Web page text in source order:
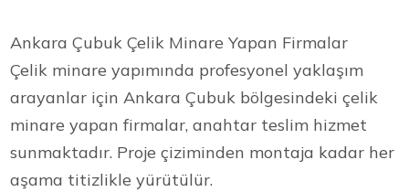
Ankara Çubuk Çelik Minare Yapan Firmalar
Çelik minare yapımında profesyonel yaklaşım
arayanlar için Ankara Çubuk bölgesindeki çelik
minare yapan firmalar, anahtar teslim hizmet
sunmaktadır. Proje çiziminden montaja kadar her
aşama titizlikle yürütülür.